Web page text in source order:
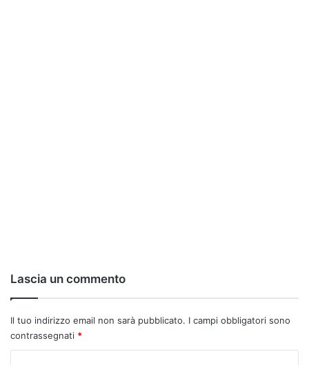
Lascia un commento
Il tuo indirizzo email non sarà pubblicato. I campi obbligatori sono
contrassegnati *